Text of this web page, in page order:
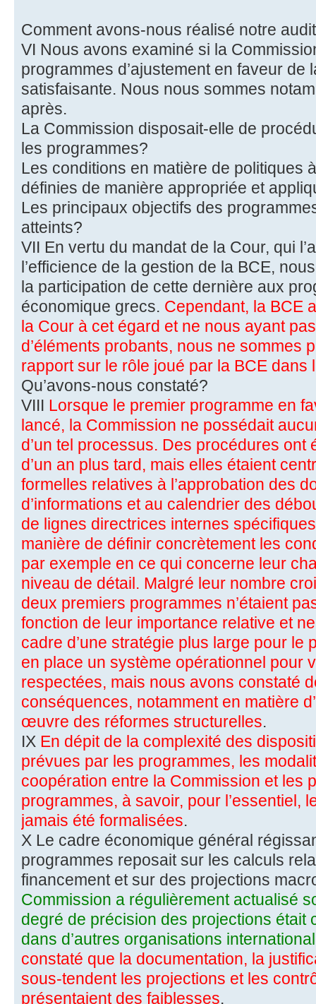
Comment avons-nous réalisé notre
VI Nous avons examiné si la
programmes d’ajustement en faveur de
satisfaisante. Nous nous sommes
après.
La Commission disposait-elle de
les programmes?
Les conditions en matière de politiques
définies de manière appropriée et
Les principaux objectifs des
atteints?
VII En vertu du mandat de la Cour, qui
l’efficience de la gestion de la BCE,
la participation de cette dernière aux
économique grecs. Cependant, la BCE
la Cour à cet égard et ne nous ayant
d’éléments probants, nous ne sommes
rapport sur le rôle joué par la BCE dans
Qu’avons-nous constaté?
VIII Lorsque le premier programme en
lancé, la Commission ne possédait
d’un tel processus. Des procédures ont
d’un an plus tard, mais elles étaient
formelles relatives à l’approbation des
d’informations et au calendrier des
de lignes directrices internes
manière de définir concrètement les
par exemple en ce qui concerne leur
niveau de détail. Malgré leur nombre
deux premiers programmes n’étaient
fonction de leur importance relative et
cadre d’une stratégie plus large pour le
en place un système opérationnel pour
respectées, mais nous avons constaté
conséquences, notamment en matière
œuvre des réformes structurelles.
IX En dépit de la complexité des
prévues par les programmes, les
coopération entre la Commission et les
programmes, à savoir, pour l’essentiel,
jamais été formalisées.
X Le cadre économique général
programmes reposait sur les calculs
financement et sur des projections
Commission a régulièrement actualisé
degré de précision des projections était
dans d’autres organisations
constaté que la documentation, la
sous-tendent les projections et les
présentaient des faiblesses.